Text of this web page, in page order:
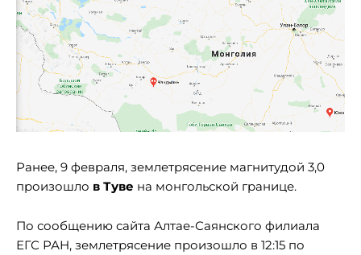
Ранее, 9 февраля, землетрясение магнитудой 3,0
произошло в Туве на монгольской границе.
По сообщению сайта Алтае-Саянского филиала
ЕГС РАН, землетрясение произошло в 12:15 по